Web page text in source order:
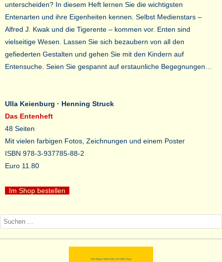
unterscheiden? In diesem Heft lernen Sie die wichtigsten
Entenarten und ihre Eigenheiten kennen. Selbst Medienstars –
Alfred J. Kwak und die Tigerente – kommen vor. Enten sind
vielseitige Wesen. Lassen Sie sich bezaubern von all den
gefiederten Gestalten und gehen Sie mit den Kindern auf
Entensuche. Seien Sie gespannt auf erstaunliche Begegnungen…
Ulla Keienburg · Henning Struck
Das Entenheft
48 Seiten
Mit vielen farbigen Fotos, Zeichnungen und einem Poster
ISBN 978-3-937785-88-2
Euro 11.80
Im Shop bestellen